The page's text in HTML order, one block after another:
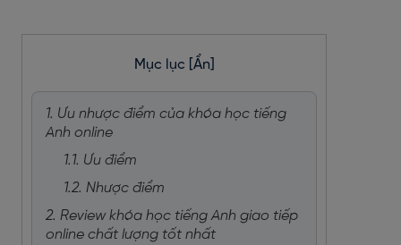
Mục lục [Ẩn]
1. Ưu nhược điểm của khóa học tiếng
Anh online
1.1. Ưu điểm
1.2. Nhược điểm
2. Review khóa học tiếng Anh giao tiếp
online chất lượng tốt nhất